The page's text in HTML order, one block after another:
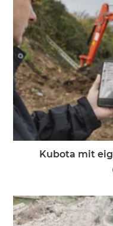
Kubota mit